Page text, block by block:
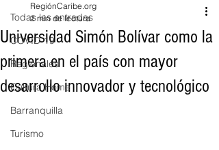
Todas las entradas
COVID-19
Regionales
Cultura Home
Barranquilla
Turismo
Universidad Simón Bolívar como la
primera en el país con mayor
desarrollo innovador y tecnológico
RegiónCaribe.org
2 min de lectura